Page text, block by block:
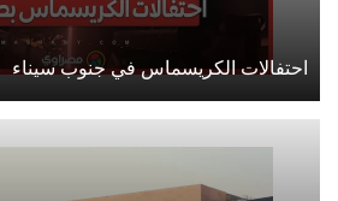
احتفالات الكريسماس في جنوب سيناء